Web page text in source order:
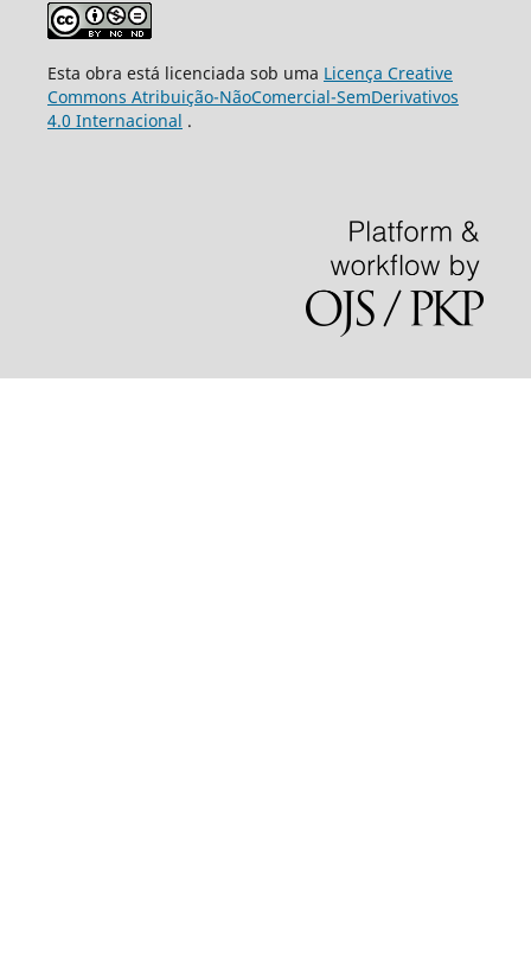
Esta obra está licenciada sob uma Licença Creative
Commons Atribuição-NãoComercial-SemDerivativos
4.0 Internacional .